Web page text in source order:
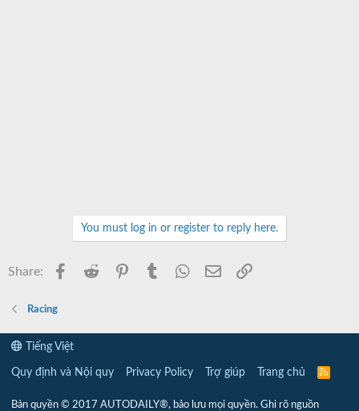
You must log in or register to reply here.
Share: Facebook
Reddit PinterestTumblr WhatsApp
Email
Racing
Tiếng Việt
Quy định và Nội quy Privacy Policy Trợ giúp Trang chủ
R
Bản quyền © 2017 AUTODAILY®, bảo lưu mọi quyền. Ghi rõ nguồn